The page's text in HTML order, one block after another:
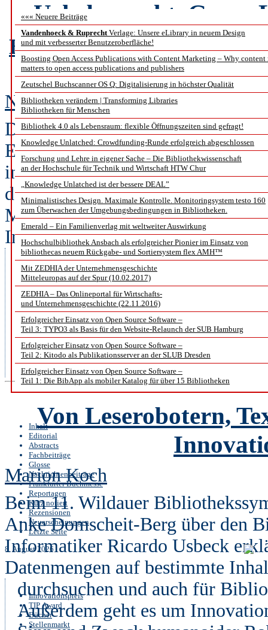
««« Neuere Beiträge
Vandenhoeck & RuprechtVerlage: Unsere eLibrary in neuem Design
und mit verbesserter Benutzeroberfläche!
Boosting Open Access Publications with Content Marketing – Why content
matters to open access publications and publishers
Zeutschel Buchscanner OS Q: Digitalisierung in höchster Qualität
Bibliotheken verändern | Transforming Libraries
Bibliotheken für Menschen
Bibliothek 4.0 als Lebensraum: flexible Öffnungszeiten sind gefragt!
Knowledge Unlatched: Crowdfunding-Runde erfolgreich abgeschlossen
Forschung und Lehre in eigener Sache – Die Bibliothekwissenschaft
an der Hochschule für Technik und Wirtschaft HTW Chur
„Knowledge Unlatched ist der bessere DEAL”
Minimalistisches Design. Maximale Kontrolle. Monitoringsystem testo 160
zum Überwachen der Umgebungsbedingungen in Bibliotheken.
Emerald – Ein Familienverlag mit weltweiter Auswirkung
Hochschulbibliothek Ansbach als erfolgreicher Pionier im Einsatz von
bibliothecas neuem Rückgabe- und Sortiersystem flex AMH™
Mit ZEDHIA der Unternehmensgeschichte
Mitteleuropas auf der Spur (10.02.2017)
ZEDHIA – Das Onlineportal für Wirtschafts-
und Unternehmensgeschichte (22.11.2016)
Erfolgreicher Einsatz von Open Source Software –
Teil 3: TYPO3 als Basis für den Website-Relaunch der SUB Hamburg
Erfolgreicher Einsatz von Open Source Software –
Teil 2: Kitodo als Publikationsserver an der SLUB Dresden
Erfolgreicher Einsatz von Open Source Software –
Teil 1: Die BibApp als mobiler Katalog für über 15 Bibliotheken
Inhalt
Editorial
Abstracts
Fachbeiträge
Glosse
Nachrichtenbeiträge
Frankfurter Buchmesse
Reportagen
Kurz notiert
Rezensionen
Neuerscheinungen
Letzte Seite
8. August 2026
Innovationspreis
TIP Award
Bücher
Stellenmarkt
Urheberrecht, Green
Bericht vom World
in
Nadja Baldszuhn, Florian Preiß
Der World Library and
Ende August dieses Jahres mehr
internationalen Bibliotheks- und
der sich rasant entwickelnden
Malaysia. Als
International und Goethe-Institut
waren wir als
Tagungsgeschehen beteiligt
Sessions teil. Dabei erwiesen
Urheberrecht sowie Open
sie in unterschiedlichen
wurden.
Von Leserobotern,
Marion Koch
Beim 11. Wildauer
Anke Domscheit-Berg über den
Informatiker Ricardo Usbeck
Datenmengen auf bestimmte
durchsuchen und auch für
Außerdem geht es um